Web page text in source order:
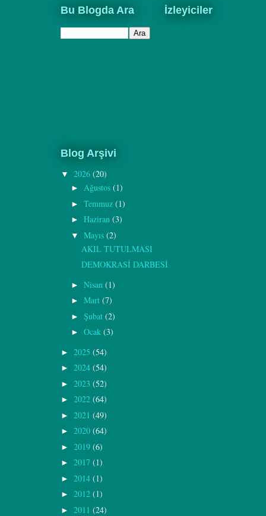
Bu Blogda Ara İzleyiciler
Blog Arşivi
▼ 2026 (20)
► Ağustos (1)
► Temmuz (1)
► Haziran (3)
▼ Mayıs (2)
AKIL TUTULMASI
DEMOKRASİ DARBESİ
► Nisan (1)
► Mart (7)
► Şubat (2)
► Ocak (3)
► 2025 (54)
► 2024 (54)
► 2023 (52)
► 2022 (64)
► 2021 (49)
► 2020 (64)
► 2019 (6)
► 2017 (1)
► 2014 (1)
► 2012 (1)
► 2011 (24)